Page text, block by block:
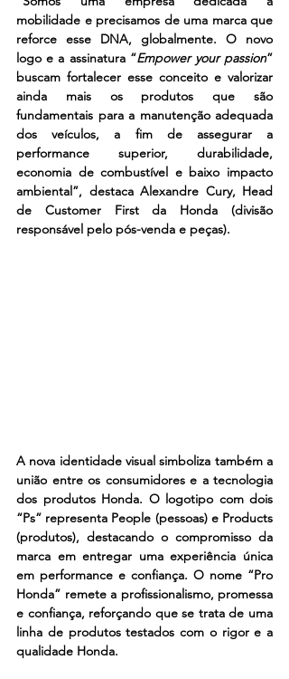
mobilidade e precisamos de uma marca que
reforce esse DNA, globalmente. O novo
logo e a assinatura “Empower your passion”
buscam fortalecer esse conceito e valorizar
ainda mais os produtos que são
fundamentais para a manutenção adequada
dos veículos, a fim de assegurar a
performance superior, durabilidade,
economia de combustível e baixo impacto
ambiental”, destaca Alexandre Cury, Head
de Customer First da Honda (divisão
responsável pelo pós-venda e peças).
A nova identidade visual simboliza também a
união entre os consumidores e a tecnologia
dos produtos Honda. O logotipo com dois
“Ps” representa People (pessoas) e Products
(produtos), destacando o compromisso da
marca em entregar uma experiência única
em performance e confiança. O nome “Pro
Honda” remete a profissionalismo, promessa
e confiança, reforçando que se trata de uma
linha de produtos testados com o rigor e a
qualidade Honda.